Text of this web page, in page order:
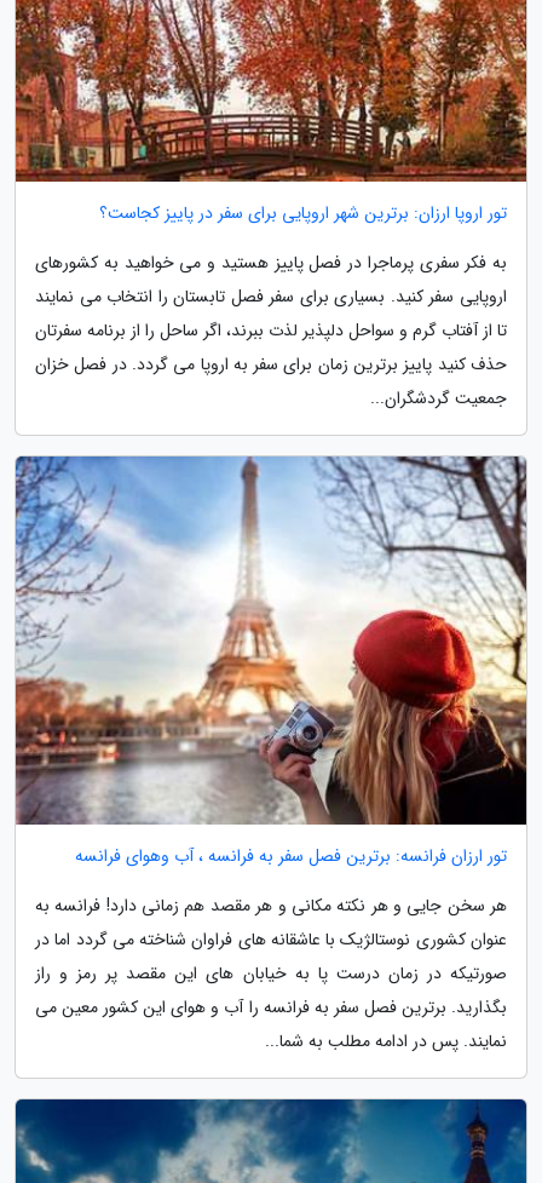
تور اروپا ارزان: برترین شهر اروپایی برای سفر در پاییز کجاست؟
به فکر سفری پرماجرا در فصل پاییز هستید و می خواهید به کشورهای
اروپایی سفر کنید. بسیاری برای سفر فصل تابستان را انتخاب می نمایند
تا از آفتاب گرم و سواحل دلپذیر لذت ببرند، اگر ساحل را از برنامه سفرتان
حذف کنید پاییز برترین زمان برای سفر به اروپا می گردد. در فصل خزان
جمعیت گردشگران...
تور ارزان فرانسه: برترین فصل سفر به فرانسه ، آب وهوای فرانسه
هر سخن جایی و هر نکته مکانی و هر مقصد هم زمانی دارد! فرانسه به
عنوان کشوری نوستالژیک با عاشقانه های فراوان شناخته می گردد اما در
صورتیکه در زمان درست پا به خیابان های این مقصد پر رمز و راز
بگذارید. برترین فصل سفر به فرانسه را آب و هوای این کشور معین می
نمایند. پس در ادامه مطلب به شما...